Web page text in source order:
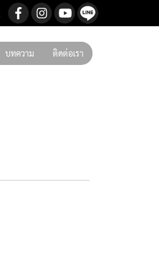
บทความ ติดต่อเรา